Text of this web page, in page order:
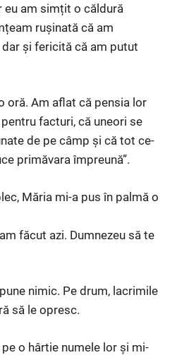
eu am simțit o căldură
rușinată că am
și fericită că am putut
oră. Am aflat că pensia lor
facturi, că uneori se
de pe câmp și că tot ce-
primăvara împreună”.
Măria mi-a pus în palmă o
făcut azi. Dumnezeu să te
nimic. Pe drum, lacrimile
să le opresc.
o hârtie numele lor și mi-